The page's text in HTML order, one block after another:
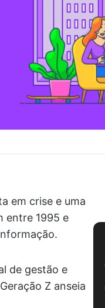
em crise e uma
entre 1995 e
de gestão e
Z anseia